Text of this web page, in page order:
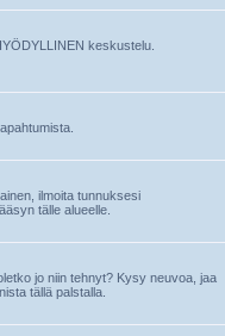
keskustelu.
ilmoita tunnuksesi
tälle alueelle.
jo niin tehnyt? Kysy neuvoa, jaa
tällä palstalla.